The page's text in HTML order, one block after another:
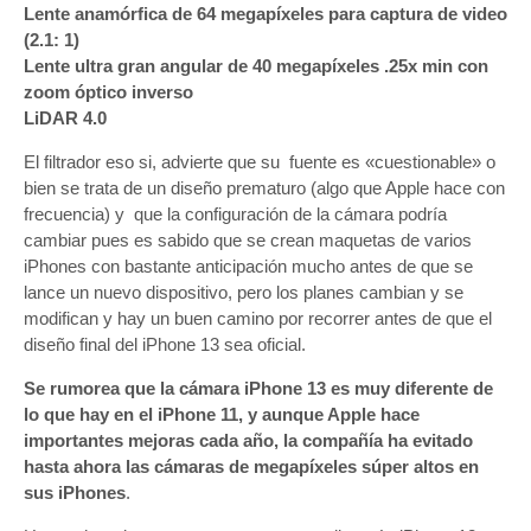
Lente anamórfica de 64 megapíxeles para captura de video
(2.1: 1)
Lente ultra gran angular de 40 megapíxeles .25x min con
zoom óptico inverso
LiDAR 4.0
El filtrador eso si, advierte que su fuente es «cuestionable» o
bien se trata de un diseño prematuro (algo que Apple hace con
frecuencia) y que la configuración de la cámara podría
cambiar pues es sabido que se crean maquetas de varios
iPhones con bastante anticipación mucho antes de que se
lance un nuevo dispositivo, pero los planes cambian y se
modifican y hay un buen camino por recorrer antes de que el
diseño final del iPhone‌ 13 sea oficial.
Se rumorea que la cámara ‌iPhone‌ 13 es muy diferente de
lo que hay en el iPhone 11, y aunque Apple hace
importantes mejoras cada año, la compañía ha evitado
hasta ahora las cámaras de megapíxeles súper altos en
sus iPhones.